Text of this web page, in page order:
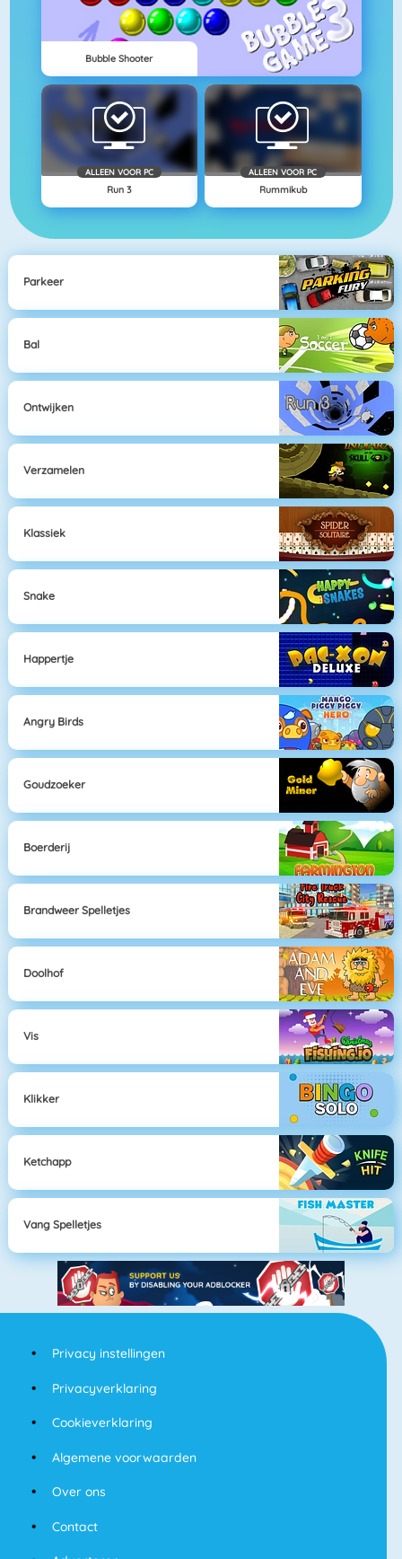
Bubble Shooter
ALLEEN VOOR PC
Run 3
ALLEEN VOOR PC
Rummikub
Parkeer
Bal
Ontwijken
Verzamelen
Klassiek
Snake
Happertje
Angry Birds
Goudzoeker
Boerderij
Brandweer Spelletjes
Doolhof
Vis
Klikker
Ketchapp
Vang Spelletjes
Privacy instellingen
Privacyverklaring
Cookieverklaring
Algemene voorwaarden
Over ons
Contact